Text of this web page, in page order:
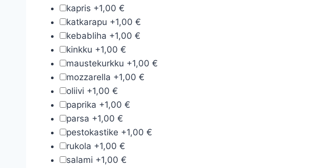
kapris +1,00 €
katkarapu +1,00 €
kebabliha +1,00 €
kinkku +1,00 €
maustekurkku +1,00 €
mozzarella +1,00 €
oliivi +1,00 €
paprika +1,00 €
parsa +1,00 €
pestokastike +1,00 €
rukola +1,00 €
salami +1,00 €